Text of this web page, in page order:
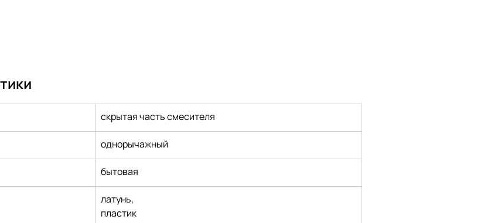
скрытая часть смесителя
однорычажный
бытовая
латунь,
пластик